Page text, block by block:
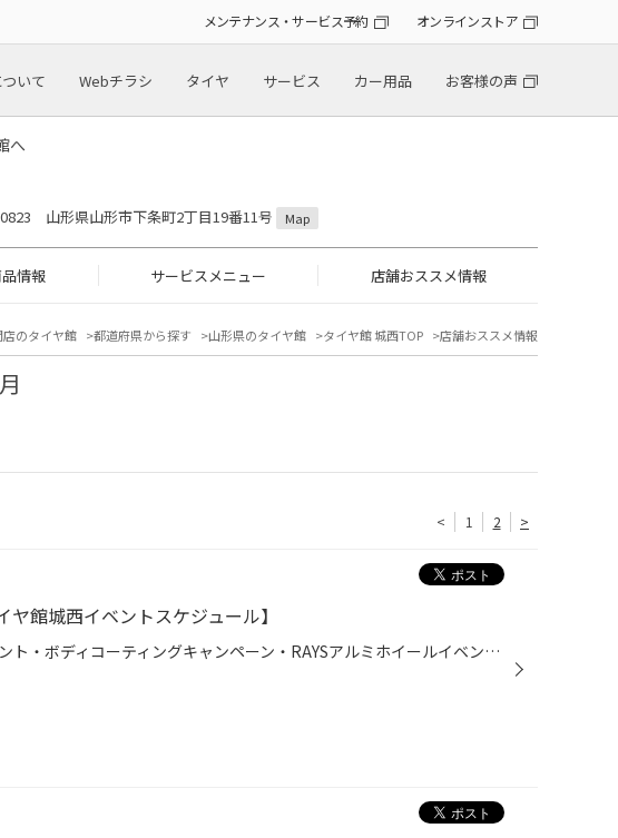
メンテナンス・サービス予約 オンラインストア
いて Webチラシ タイヤ サービス カー用品 お客様の声
へ
山形県山形市下条町2丁目19番11号 Map
情報 サービスメニュー 店舗おススメ情報
のタイヤ館 都道府県から探す 山形県のタイヤ館 タイヤ館 城西TOP 店舗おススメ情報
< 1 2 >
ヤ館城西イベントスケジュール】
６月：TEINイベント・ボディコーティングキャンペーン・RAYSアルミホイールイベント 6/1（月）～6/30（火） TEIN：限定イベント（２日間）デモカー参戦予定 ※決まり次第発表致します ボディコーティング：委託業者参加予定（2日間） ※決まり次第発表致します 月間イベントの中２日間限定で特別イベ...